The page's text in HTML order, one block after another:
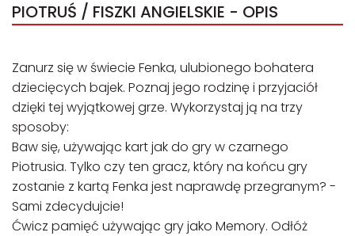
PIOTRUŚ / FISZKI ANGIELSKIE - OPIS
Zanurz się w świecie Fenka, ulubionego bohatera
dziecięcych bajek. Poznaj jego rodzinę i przyjaciół
dzięki tej wyjątkowej grze. Wykorzystaj ją na trzy
sposoby:
Baw się, używając kart jak do gry w czarnego
Piotrusia. Tylko czy ten gracz, który na końcu gry
zostanie z kartą Fenka jest naprawdę przegranym? -
Sami zdecydujcie!
Ćwicz pamięć używając gry jako Memory. Odłóż